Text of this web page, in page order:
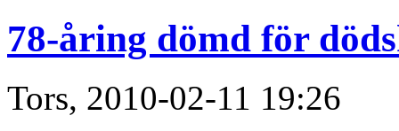
78-åring dömd för
Tors, 2010-02-11 19:26